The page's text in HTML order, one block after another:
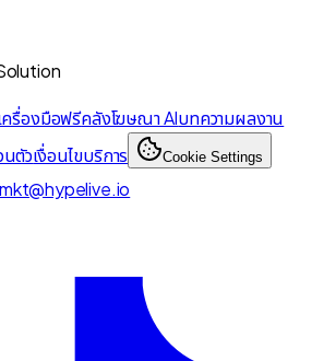
ครื่องมือฟรีคลังโฆษณา AIบทความผลงาน
นตัวเงื่อนไขบริการ Cookie Settings
mkt@hypelive.io